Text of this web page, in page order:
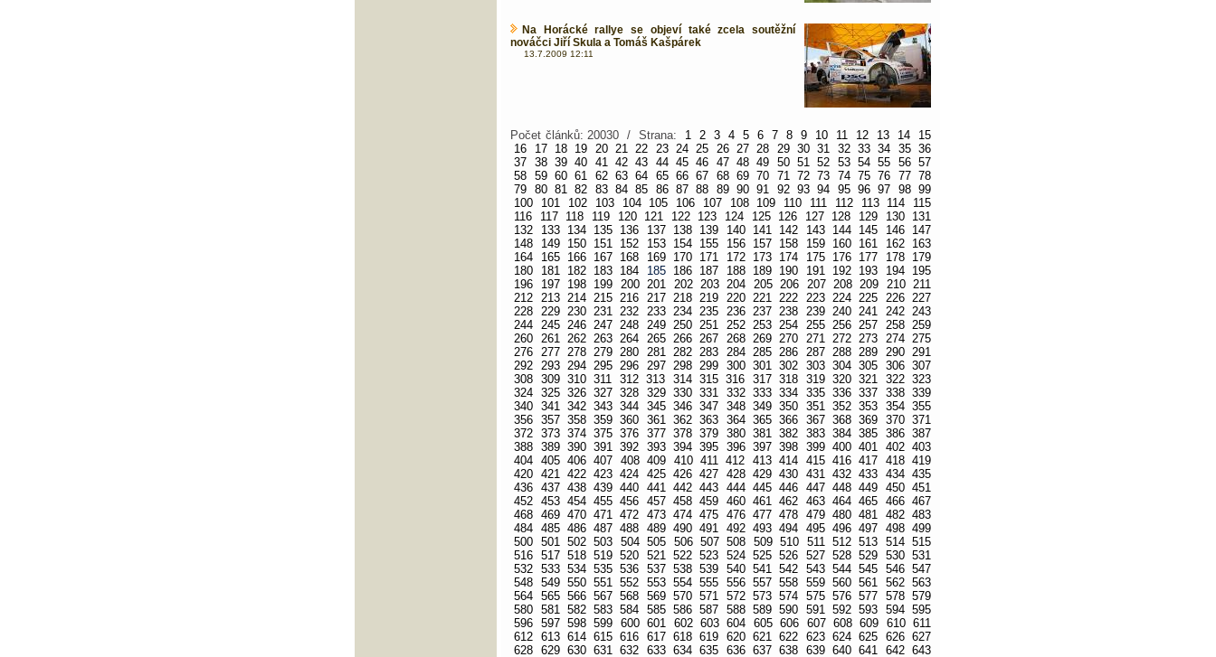
Na Horácké rallye se objeví také zcela soutěžní
nováčci Jiří Skula a Tomáš Kašpárek
13.7.2009 12:11
Počet článků: 20030 / Strana: 1 2 3 4 5 6 7 8 9 10 11 12 13 14
15
16
17 18 19 20 21 22 23 24 25 26 27 28 29 30 31 32 33 34 35 36
37 38 39 40 41 42 43 44 45 46 47 48 49 50 51 52 53 54 55 56 57
58 59 60 61 62 63 64 65 66 67 68 69 70 71 72 73 74 75 76 77 78
79 80 81 82 83 84 85 86 87 88 89 90 91 92 93 94 95 96 97 98 99
100
101 102 103 104 105 106 107 108 109 110 111 112 113 114
115
116
117 118 119 120 121 122 123 124 125 126 127 128 129 130
131
132
133 134 135 136 137 138 139 140 141 142 143 144 145 146
147
148
149 150 151 152 153 154 155 156 157 158 159 160 161 162
163
164
165 166 167 168 169 170 171 172 173 174 175 176 177 178
179
180
181 182 183 184 185 186 187 188 189 190 191 192 193 194
195
196
197 198 199 200 201 202 203 204 205 206 207 208 209 210 211
212 213 214 215 216 217 218 219 220 221 222 223 224 225 226 227
228 229 230 231 232 233 234 235 236 237 238 239 240 241 242 243
244 245 246 247 248 249 250 251 252 253 254 255 256 257 258 259
260 261 262 263 264 265 266 267 268 269 270 271 272 273 274 275
276 277 278 279 280 281 282 283 284 285 286 287 288 289 290 291
292 293 294 295 296 297 298 299 300 301 302 303 304 305 306 307
308 309 310 311 312 313 314 315 316 317 318 319 320 321 322 323
324 325 326 327 328 329 330 331 332 333 334 335 336 337 338 339
340 341 342 343 344 345 346 347 348 349 350 351 352 353 354 355
356 357 358 359 360 361 362 363 364 365 366 367 368 369 370 371
372 373 374 375 376 377 378 379 380 381 382 383 384 385 386 387
388 389 390 391 392 393 394 395 396 397 398 399 400 401 402 403
404 405 406 407 408 409 410 411 412 413 414 415 416 417 418 419
420 421 422 423 424 425 426 427 428 429 430 431 432 433 434 435
436 437 438 439 440 441 442 443 444 445 446 447 448 449 450 451
452 453 454 455 456 457 458 459 460 461 462 463 464 465 466 467
468 469 470 471 472 473 474 475 476 477 478 479 480 481 482 483
484 485 486 487 488 489 490 491 492 493 494 495 496 497 498 499
500 501 502 503 504 505 506 507 508 509 510 511 512 513 514 515
516 517 518 519 520 521 522 523 524 525 526 527 528 529 530 531
532 533 534 535 536 537 538 539 540 541 542 543 544 545 546 547
548 549 550 551 552 553 554 555 556 557 558 559 560 561 562 563
564 565 566 567 568 569 570 571 572 573 574 575 576 577 578 579
580 581 582 583 584 585 586 587 588 589 590 591 592 593 594 595
596 597 598 599 600 601 602 603 604 605 606 607 608 609 610 611
612 613 614 615 616 617 618 619 620 621 622 623 624 625 626 627
628 629 630 631 632 633 634 635 636 637 638 639 640 641 642 643